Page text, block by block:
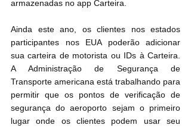
armazenadas no app Carteira.
Ainda este ano, os clientes nos estados
participantes nos EUA poderão adicionar
sua carteira de motorista ou IDs à Carteira.
A Administração de Segurança de
Transporte americana está trabalhando para
permitir que os pontos de verificação de
segurança do aeroporto sejam o primeiro
lugar onde os clientes podem usar seu